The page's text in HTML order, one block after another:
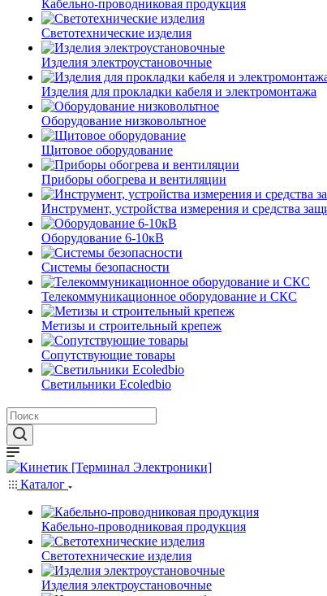
Кабельно-проводниковая продукция
Светотехнические изделия
Изделия электроустановочные
Изделия для прокладки кабеля и электромонтажа
Оборудование низковольтное
Щитовое оборудование
Приборы обогрева и вентиляции
Инструмент, устройства измерения и средства
Оборудование 6-10кВ
Системы безопасности
Телекоммуникационное оборудование и СКС
Метизы и строительный крепеж
Сопутствующие товары
Светильники Ecoledbio
Каталог
Кабельно-проводниковая продукция
Светотехнические изделия
Изделия электроустановочные